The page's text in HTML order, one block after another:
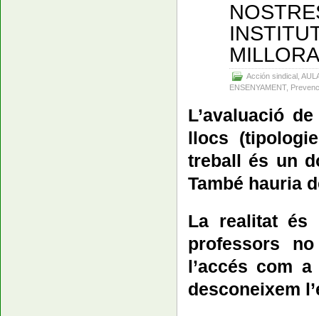
Acción sindical ,
ENSENYAMENT,
L’avaluació
llocs
treball és un
També hauria
La realitat és
professors
l’accés com
desconeixem